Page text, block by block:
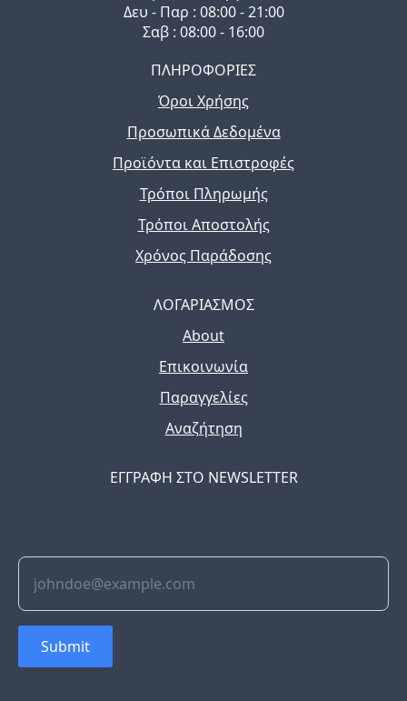
Δευ - Παρ : 08:00 - 21:00
Σαβ : 08:00 - 16:00
ΠΛΗΡΟΦΟΡΙΕΣ
Όροι Χρήσης
Προσωπικά Δεδομένα
Προϊόντα και Επιστροφές
Τρόποι Πληρωμής
Τρόποι Αποστολής
Χρόνος Παράδοσης
ΛΟΓΑΡΙΑΣΜΟΣ
About
Επικοινωνία
Παραγγελίες
Αναζήτηση
ΕΓΓΡΑΦΗ ΣΤΟ NEWSLETTER
Submit